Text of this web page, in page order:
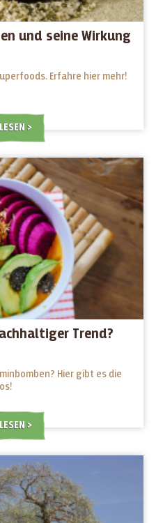
und seine Wirkung
Erfahre hier mehr!
Trend?
Hier gibt es die